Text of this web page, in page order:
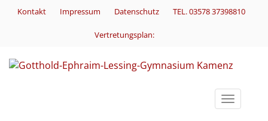
Kontakt Impressum Datenschutz TEL. 03578 37398810
Vertretungsplan:
Toggle